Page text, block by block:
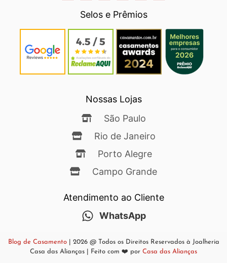
Selos e Prêmios
Nossas Lojas
São Paulo
Rio de Janeiro
Porto Alegre
Campo Grande
Atendimento ao Cliente
WhatsApp
Blog de Casamento| 2026 @ Todos os Direitos Reservados à Joalheria
Casa das Alianças | Feito com ❤️ por Casa das Alianças